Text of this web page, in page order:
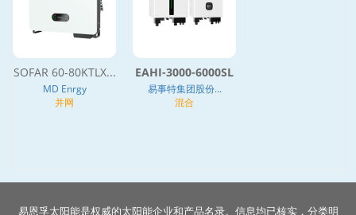
SOFAR 60-80KTLX...
MD Enrgy
并网
EAHI-3000-6000SL
易事特集团股份...
混合
易恩孚太阳能是权威的太阳能企业和产品名录。信息均已核实，分类明